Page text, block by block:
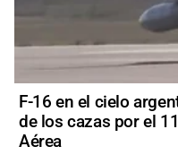
F-16 en el cielo
de los cazas por el
Aérea